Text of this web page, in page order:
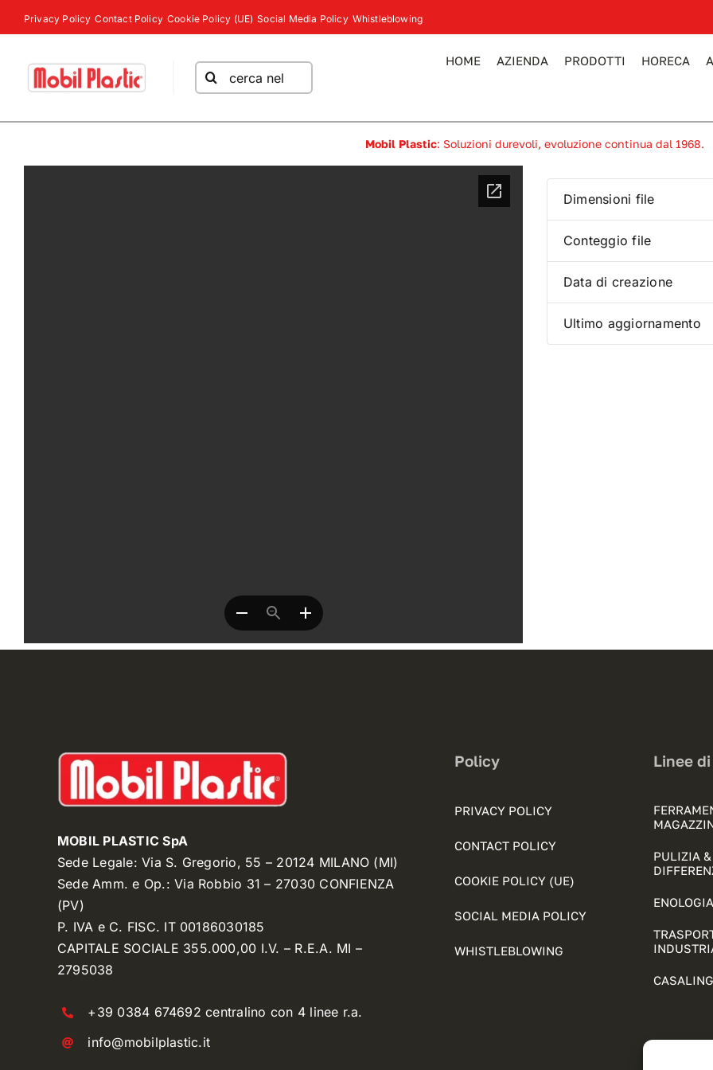
al
Privacy Policy Contact Policy Cookie Policy (UE) Social Media Policy Whistleblowing
Cerca
per:
HOME AZIENDA PRODOTTI HORECA
Mobil Plastic: Soluzioni durevoli, evoluzione continua dal 1968.
Dimensioni file
Conteggio file
Data di creazione
Ultimo aggiornamento
MOBIL PLASTIC SpA
Sede Legale: Via S. Gregorio, 55 – 20124 MILANO (MI)
Sede Amm. e Op.: Via Robbio 31 – 27030 CONFIENZA
(PV)
P. IVA e C. FISC. IT 00186030185
CAPITALE SOCIALE 355.000,00 I.V. – R.E.A. MI –
2795038
+39 0384 674692 centralino con 4 linee r.a.
info@mobilplastic.it
Policy
PRIVACY POLICY
CONTACT POLICY
COOKIE POLICY (UE)
SOCIAL MEDIA POLICY
WHISTLEBLOWING
Linee
PULIZIA &